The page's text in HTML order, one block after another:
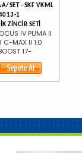
SET - SKF VKML
1
ZİNCİR SETİ
IV PUMA II
C-MAX II 1.0
17-